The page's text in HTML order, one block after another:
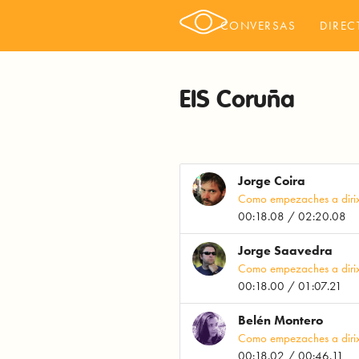
CONVERSAS
EIS Coruña
Jorge Coira
Como empezaches a
00:18.08 / 02:20.08
Jorge Saavedra
Como empezaches a
00:18.00 / 01:07.21
Belén Montero
Como empezaches a
00:18.02 / 00:46.11